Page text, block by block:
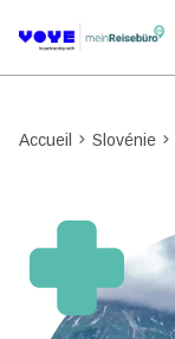
Accueil Slovénie